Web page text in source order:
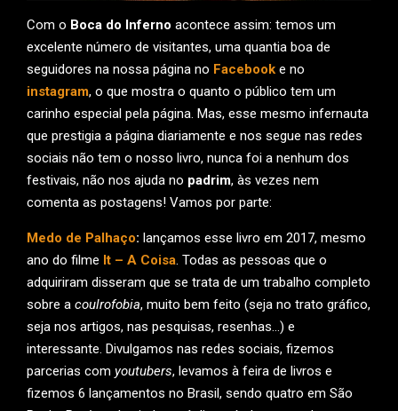
Com o Boca do Inferno acontece assim: temos um
excelente número de visitantes, uma quantia boa de
seguidores na nossa página no Facebook e no
instagram, o que mostra o quanto o público tem um
carinho especial pela página. Mas, esse mesmo infernauta
que prestigia a página diariamente e nos segue nas redes
sociais não tem o nosso livro, nunca foi a nenhum dos
festivais, não nos ajuda no padrim, às vezes nem
comenta as postagens! Vamos por parte:
Medo de Palhaço: lançamos esse livro em 2017, mesmo
ano do filme It – A Coisa. Todas as pessoas que o
adquiriram disseram que se trata de um trabalho completo
sobre a coulrofobia, muito bem feito (seja no trato gráfico,
seja nos artigos, nas pesquisas, resenhas…) e
interessante. Divulgamos nas redes sociais, fizemos
parcerias com youtubers, levamos à feira de livros e
fizemos 6 lançamentos no Brasil, sendo quatro em São